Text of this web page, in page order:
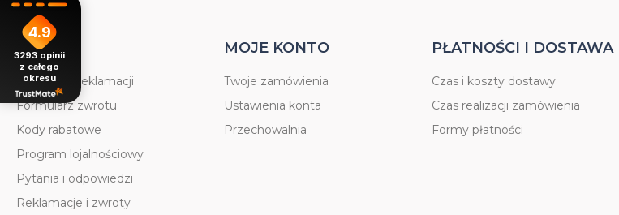
POMOC
Formularz reklamacji
Formularz zwrotu
Kody rabatowe
Program lojalnościowy
Pytania i odpowiedzi
Reklamacje i zwroty
MOJE KONTO
Twoje zamówienia
Ustawienia konta
Przechowalnia
PŁATNOŚCI I DOSTAWA
Czas i koszty dostawy
Czas realizacji zamówienia
Formy płatności
4.9
3293 opinii
z całego
okresu